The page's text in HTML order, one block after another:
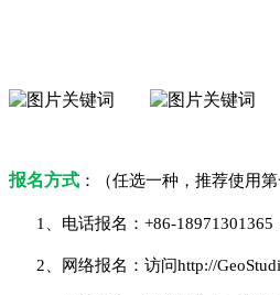
报名方式 ： （任选一种，推荐使用第
1、电话报名：+86-18971301365
2、网络报名：访问http://